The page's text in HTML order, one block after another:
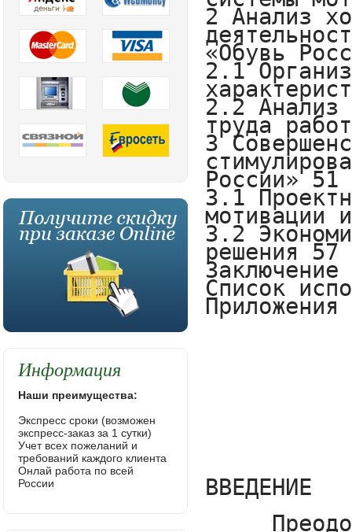
Информация
Наши преимущества:
Экспресс сроки (возможен
экспресс-заказ за 1 сутки)
Учет всех пожеланий и
требований каждого клиента
Онлай работа по всей
России